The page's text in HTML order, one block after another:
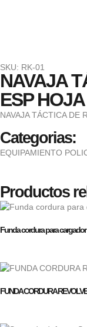
SKU: RK-01
NAVAJA
ESP
NAVAJA TÁCTICA DE
Categorias:
EQUIPAMIENTO
Productos
Funda cordura para cargador
FUNDA CORDURA